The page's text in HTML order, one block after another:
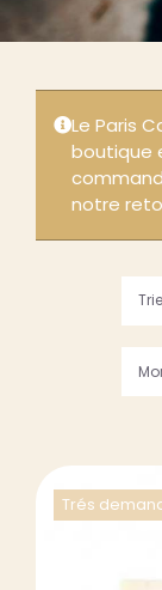
Le Paris
boutique
notre
Trés
LE
123,
75017
Du lundi
de 9h30 à